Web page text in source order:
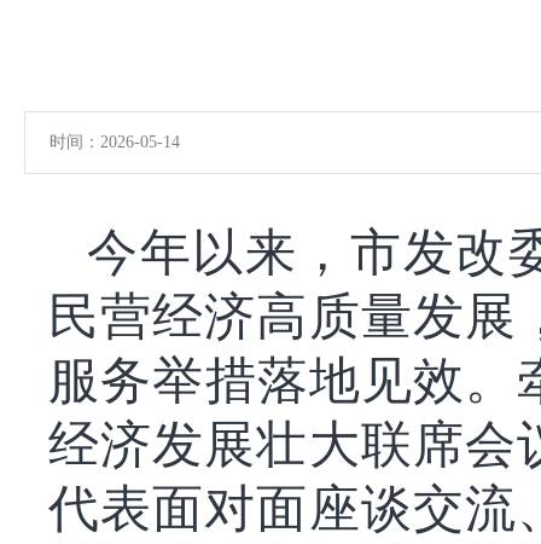
时间：2026-05-14
今年以来，市发改
民营经济高质量发
服务举措落地见效。
经济发展壮大联席会
代表面对面座谈交流